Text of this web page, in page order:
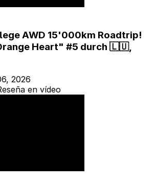
AWD 15'000km Roadtrip!
Heart" #5 durch 🇱🇺,
2026
en vídeo